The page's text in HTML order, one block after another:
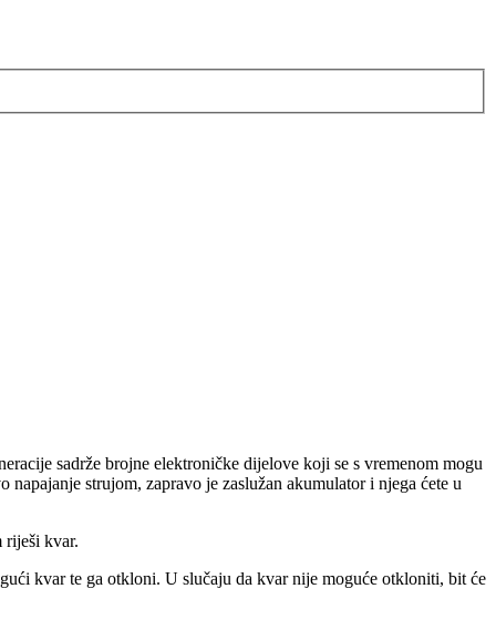
sadrže brojne elektroničke dijelove koji se s vremenom mogu
strujom, zapravo je zaslužan akumulator i njega ćete u
riješi kvar.
kvar te ga otkloni. U slučaju da kvar nije moguće otkloniti, bit će